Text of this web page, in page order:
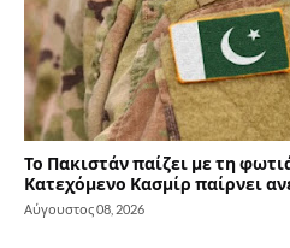
Το Πακιστάν παίζει με τη
Κατεχόμενο Κασμίρ παίρνει
Αύγουστος 08, 2026